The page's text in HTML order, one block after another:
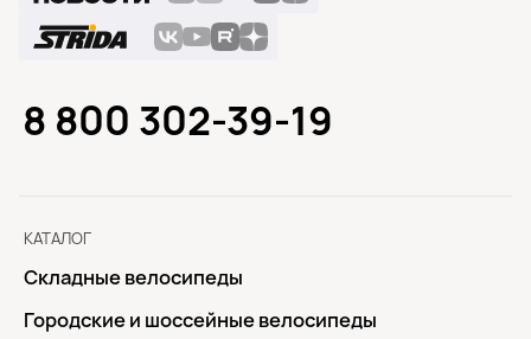
КАТАЛОГ
Складные велосипеды
Городские и шоссейные велосипеды
8 800 302-39-19